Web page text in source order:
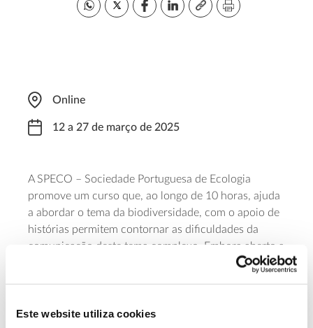
Este website utiliza cookies
Online
12 a 27 de março de 2025
A SPECO – Sociedade Portuguesa de Ecologia
promove um curso que, ao longo de 10 horas, ajuda
a abordar o tema da biodiversidade, com o apoio de
histórias permitem contornar as dificuldades da
comunicação deste tema complexo. Embora aberto a
todos os participantes, a formação está acreditada
Martins-Loução e Cristina Nobre Soares.